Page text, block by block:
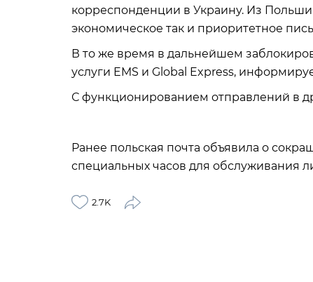
корреспонденции в Украину. Из
экономическое так и приоритетное
В то же время в дальнейшем
услуги EMS и Global Express,
С функционированием отправлений в
Ранее польская почта объявила о
специальных часов для обслуживания
2.7K